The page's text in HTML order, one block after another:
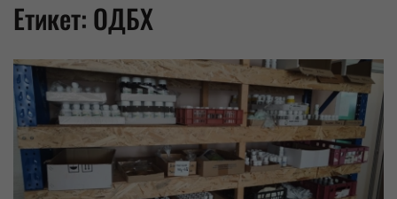
Етикет: ОДБХ